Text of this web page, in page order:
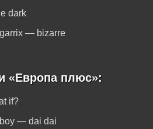
dark
— bizarre
«Европа плюс»:
if?
— dai dai